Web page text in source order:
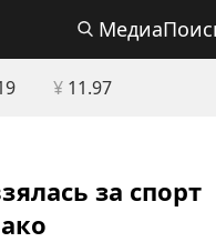
¥11.97
за спорт